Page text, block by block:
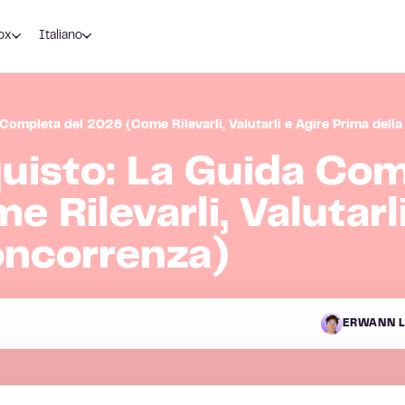
Italiano
del 2026 (Come Rilevarli, Valutarli e Agire Prima
La Guida
Rilevarli,
ERWANN